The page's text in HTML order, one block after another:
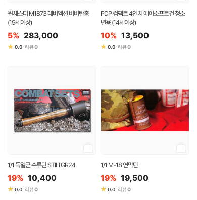
윈체스터 M1873 레버액션 비비탄총
(19세이상)
5% 283,000
★ 0.0 리뷰0
PDP 컴팩트 4인치 에어소프트건 청소
년용 (14세이상)
10% 13,500
★ 0.0 리뷰0
1/1 독일군 수류탄 STIH GR24
19% 10,400
★ 0.0 리뷰0
1/1 M-18 연막탄
19% 19,500
★ 0.0 리뷰0